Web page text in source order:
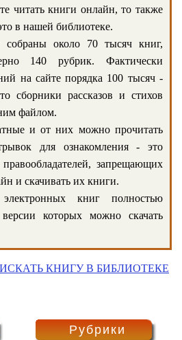
читать книги онлайн, то также
в нашей библиотеке.
около 70 тысяч книг,
140 рубрик. Фактически
на сайте порядка 100 тысяч -
сборники рассказов и стихов
файлом.
и от них можно прочитать
для ознакомления - это
запрещающих
и скачивать их книги.
книг полностью
которых можно скачать
ИСКАТЬ КНИГУ В БИБЛИОТЕКЕ
Рубрики